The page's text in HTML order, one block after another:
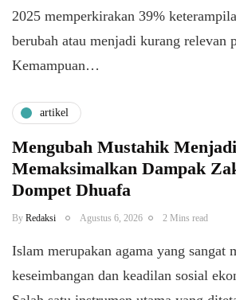
2025 memperkirakan 39%
berubah atau menjadi kurang relevan
Kemampuan…
artikel
Mengubah Mustahik
Memaksimalkan Dampak
Dompet Dhuafa
By Redaksi Agustus 6, 2026 2 Mins read
Islam merupakan agama yang sangat
keseimbangan dan keadilan sosial